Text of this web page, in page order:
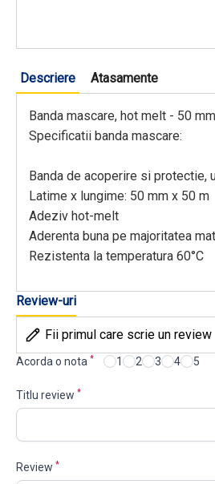
Descriere Atasamente
Banda mascare, hot melt - 50
Specificatii banda mascare:
Banda de acoperire si protectie,
Latime x lungime: 50 mm x 50 m
Adeziv hot-melt
Aderenta buna pe majoritatea
Rezistenta la temperatura 60°C
Review-uri
Fii primul care scrie un review
Acorda o nota * 1 2 3 4 5
Titlu review *
Review *